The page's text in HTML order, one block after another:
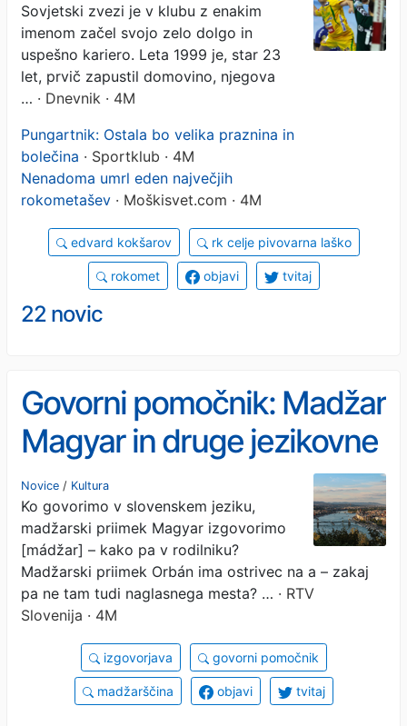
Sovjetski zvezi je v klubu z enakim
imenom začel svojo zelo dolgo in
uspešno kariero. Leta 1999 je, star 23
let, prvič zapustil domovino, njegova
… · Dnevnik · 4M
Pungartnik: Ostala bo velika praznina in
bolečina · Sportklub · 4M
Nenadoma umrl eden največjih
rokometašev · Moškisvet.com · 4M
edvard kokšarov rk celje pivovarna laško
rokomet objavi tvitaj
22 novic
Govorni pomočnik: Madžar
Magyar in druge jezikovne
zagonetke
Novice / Kultura
Ko govorimo v slovenskem jeziku,
madžarski priimek Magyar izgovorimo
[mádžar] – kako pa v rodilniku?
Madžarski priimek Orbán ima ostrivec na a – zakaj
pa ne tam tudi naglasnega mesta? … · RTV
Slovenija · 4M
izgovorjava govorni pomočnik
madžarščina objavi tvitaj